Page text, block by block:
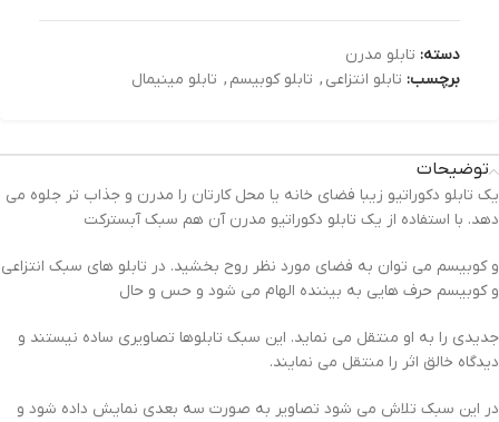
دسته: تابلو مدرن
برچسب: تابلو انتزاعی , تابلو کوبیسم , تابلو مینیمال
توضیحات
یک تابلو دکوراتیو زیبا فضای خانه یا محل کارتان را مدرن و جذاب تر جلوه می
دهد. با استفاده از یک تابلو دکوراتیو مدرن آن هم سبک آبسترکت
و کوبیسم می توان به فضای مورد نظر روح بخشید. در تابلو های سبک انتزاعی
و کوبیسم حرف هایی به بیننده الهام می شود و حس و حال
جدیدی را به او منتقل می نماید. این سبک تابلوها تصاویری ساده نیستند و
دیدگاه خالق اثر را منتقل می نمایند.
در این سبک تلاش می شود تصاویر به صورت سه بعدی نمایش داده شود و